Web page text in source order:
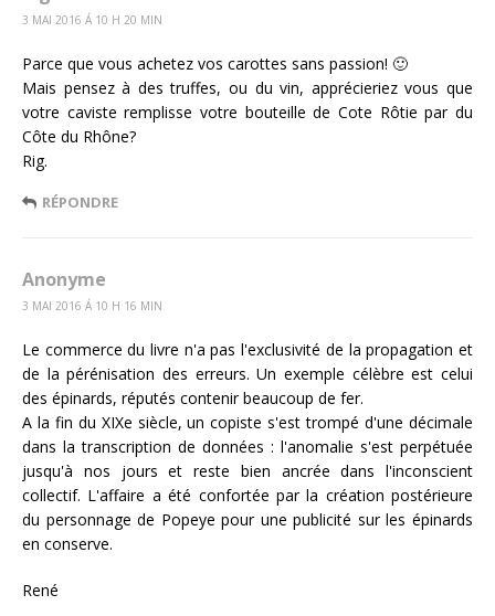
3 MAI 2016 Á 10 H 20 MIN
Parce que vous achetez vos carottes sans passion! 🙂
Mais pensez à des truffes, ou du vin, apprécieriez vous que
votre caviste remplisse votre bouteille de Cote Rôtie par du
Côte du Rhône?
Rig.
RÉPONDRE
Anonyme
3 MAI 2016 Á 10 H 16 MIN
Le commerce du livre n'a pas l'exclusivité de la propagation et
de la pérénisation des erreurs. Un exemple célèbre est celui
des épinards, réputés contenir beaucoup de fer.
A la fin du XIXe siècle, un copiste s'est trompé d'une décimale
dans la transcription de données : l'anomalie s'est perpétuée
jusqu'à nos jours et reste bien ancrée dans l'inconscient
collectif. L'affaire a été confortée par la création postérieure
du personnage de Popeye pour une publicité sur les épinards
en conserve.
René